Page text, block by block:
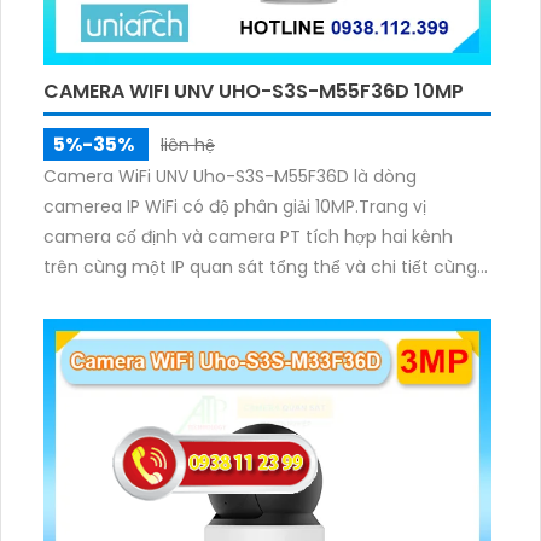
CAMERA WIFI UNV UHO-S3S-M55F36D 10MP
5%-35%
liên hệ
Camera WiFi UNV Uho-S3S-M55F36D là dòng
camerea IP WiFi có độ phân giải 10MP.Trang vị
camera cố định và camera PT tích hợp hai kênh
trên cùng một IP quan sát tổng thể và chi tiết cùng
ánh sáng. Kết hợp hồng ngoại và đèn ấm cho hình
ảnh có màu trong nhiều điều kiện khác nhau trong
phạm vi 3m.